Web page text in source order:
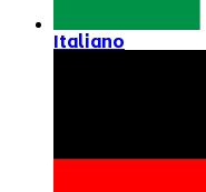
Italiano